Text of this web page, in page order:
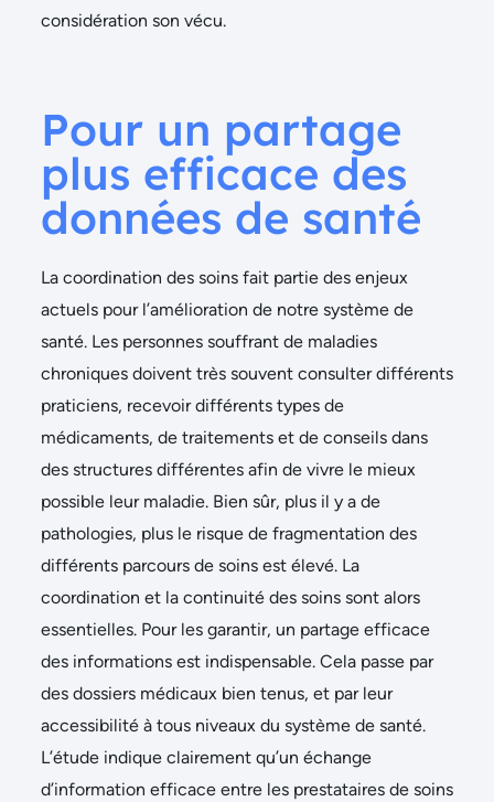
considération son vécu.
Pour un partage
plus efficace des
données de santé
La coordination des soins fait partie des enjeux
actuels pour l’amélioration de notre système de
santé. Les personnes souffrant de maladies
chroniques doivent très souvent consulter différents
praticiens, recevoir différents types de
médicaments, de traitements et de conseils dans
des structures différentes afin de vivre le mieux
possible leur maladie. Bien sûr, plus il y a de
pathologies, plus le risque de fragmentation des
différents parcours de soins est élevé. La
coordination et la continuité des soins sont alors
essentielles. Pour les garantir, un partage efficace
des informations est indispensable. Cela passe par
des dossiers médicaux bien tenus, et par leur
accessibilité à tous niveaux du système de santé.
L’étude indique clairement qu’un échange
d’information efficace entre les prestataires de soins